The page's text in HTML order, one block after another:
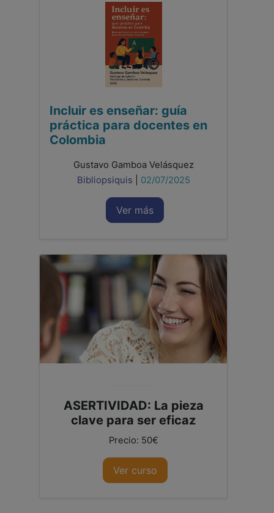
Incluir es enseñar: guía
práctica para docentes en
Colombia
Gustavo Gamboa Velásquez
Bibliopsiquis
02/07/2025
Ver más
ASERTIVIDAD: La pieza
clave para ser eficaz
Precio: 50€
Ver curso